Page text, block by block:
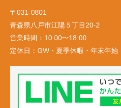
〒031-0801
青森県八戸市江陽５丁目20-2
営業時間： 10:00〜18:00
定休日： GW・夏季休暇・年末年始